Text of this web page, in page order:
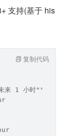
支持(基于 his
来 1 小时"""
复制代码